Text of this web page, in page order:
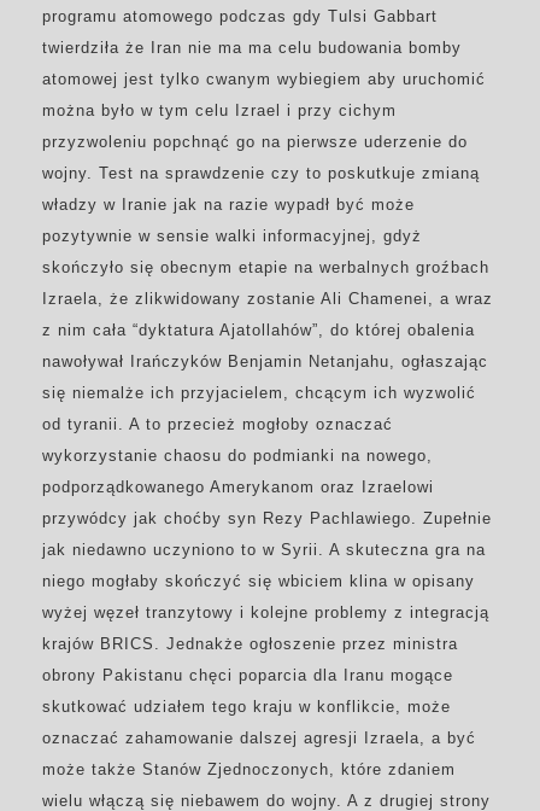
programu atomowego podczas gdy Tulsi Gabbart
twierdziła że Iran nie ma ma celu budowania bomby
atomowej jest tylko cwanym wybiegiem aby uruchomić
można było w tym celu Izrael i przy cichym
przyzwoleniu popchnąć go na pierwsze uderzenie do
wojny. Test na sprawdzenie czy to poskutkuje zmianą
władzy w Iranie jak na razie wypadł być może
pozytywnie w sensie walki informacyjnej, gdyż
skończyło się obecnym etapie na werbalnych groźbach
Izraela, że zlikwidowany zostanie Ali Chamenei, a wraz
z nim cała “dyktatura Ajatollahów”, do której obalenia
nawoływał Irańczyków Benjamin Netanjahu, ogłaszając
się niemalże ich przyjacielem, chcącym ich wyzwolić
od tyranii. A to przecież mogłoby oznaczać
wykorzystanie chaosu do podmianki na nowego,
podporządkowanego Amerykanom oraz Izraelowi
przywódcy jak choćby syn Rezy Pachlawiego. Zupełnie
jak niedawno uczyniono to w Syrii. A skuteczna gra na
niego mogłaby skończyć się wbiciem klina w opisany
wyżej węzeł tranzytowy i kolejne problemy z integracją
krajów BRICS. Jednakże ogłoszenie przez ministra
obrony Pakistanu chęci poparcia dla Iranu mogące
skutkować udziałem tego kraju w konflikcie, może
oznaczać zahamowanie dalszej agresji Izraela, a być
może także Stanów Zjednoczonych, które zdaniem
wielu włączą się niebawem do wojny. A z drugiej strony